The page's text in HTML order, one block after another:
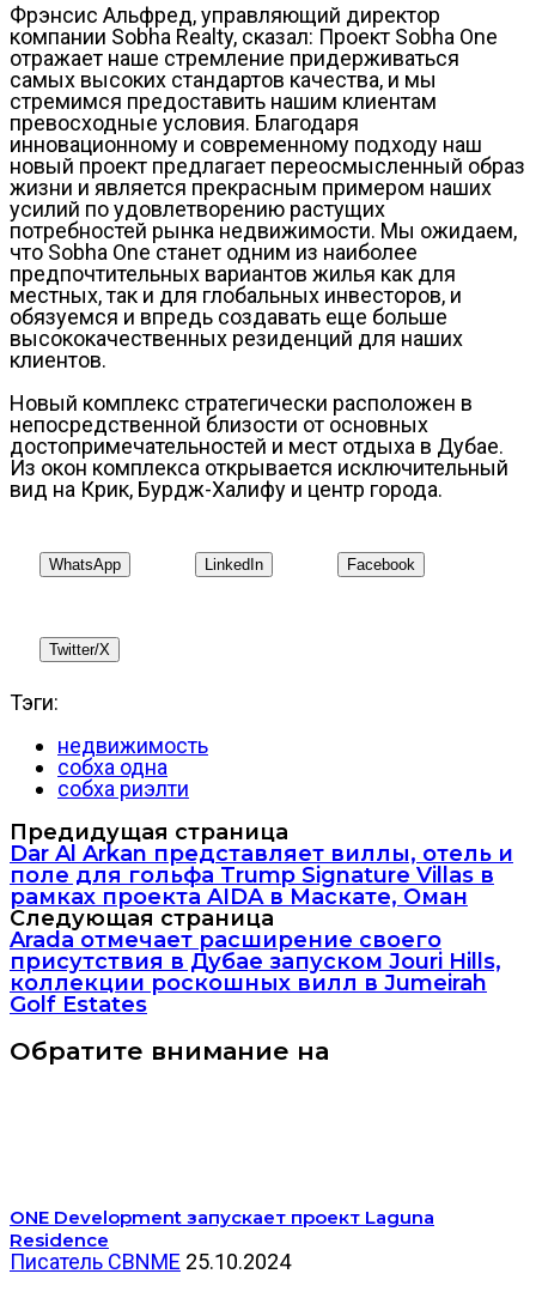
Фрэнсис Альфред, управляющий директор
компании Sobha Realty, сказал: Проект Sobha One
отражает наше стремление придерживаться
самых высоких стандартов качества, и мы
стремимся предоставить нашим клиентам
превосходные условия. Благодаря
инновационному и современному подходу наш
новый проект предлагает переосмысленный образ
жизни и является прекрасным примером наших
усилий по удовлетворению растущих
потребностей рынка недвижимости. Мы ожидаем,
что Sobha One станет одним из наиболее
предпочтительных вариантов жилья как для
местных, так и для глобальных инвесторов, и
обязуемся и впредь создавать еще больше
высококачественных резиденций для наших
клиентов.
Новый комплекс стратегически расположен в
непосредственной близости от основных
достопримечательностей и мест отдыха в Дубае.
Из окон комплекса открывается исключительный
вид на Крик, Бурдж-Халифу и центр города.
WhatsApp LinkedIn Facebook
Twitter/X
Тэги:
недвижимость
собха одна
собха риэлти
Предидущая страница
Dar Al Arkan представляет виллы, отель и
поле для гольфа Trump Signature Villas в
рамках проекта AIDA в Маскате, Оман
Следующая страница
Arada отмечает расширение своего
присутствия в Дубае запуском Jouri Hills,
коллекции роскошных вилл в Jumeirah
Golf Estates
Обратите внимание на
ONE Development запускает проект Laguna
Residence
Писатель CBNME 25.10.2024